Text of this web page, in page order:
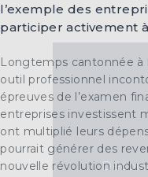
l’exemple des
participer activement
Longtemps cantonnée à
outil professionnel
épreuves de l’examen
entreprises investissent
ont multiplié leurs
pourrait générer des
nouvelle révolution